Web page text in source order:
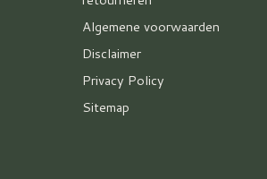
Algemene voorwaarden
Disclaimer
Privacy Policy
Sitemap